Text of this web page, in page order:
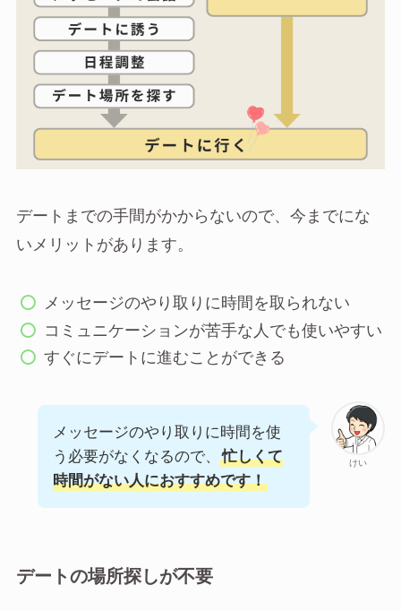
デートまでの手間がかからないので、今までにな
いメリットがあります。
メッセージのやり取りに時間を取られない
コミュニケーションが苦手な人でも使いやすい
すぐにデートに進むことができる
けい
メッセージのやり取りに時間を使
う必要がなくなるので、
忙しくて
時間がない人におすすめです！
デートの場所探しが不要